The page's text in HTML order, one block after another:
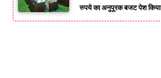
रुपये का अनुपूरक बजट पेश किया